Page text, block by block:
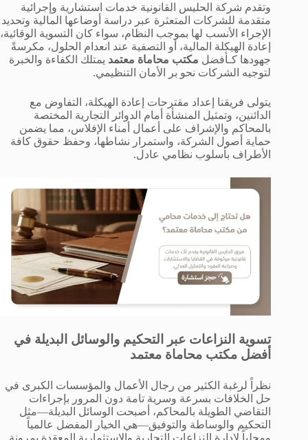
وتقدم شركة الحليس القانونية خدمات استشارية وإجرائية
متقدمة للشركات المتعثرة عبر دراسة أوضاعها المالية وتحديد
الإجراء الأنسب لها بموجب النظام، سواء كان التسوية الوقائية،
إعادة الهيكلة المالية، أو التصفية عند انعدام الحلول، مكرسةً
جهودها كـأفضل مكتب محاماة معتمد يمتلك الكفاءة والخبرة
لتوجيه الشركات نحو بر الأمان التنظيمي.
يتولى فريقنا إعداد مقترحات إعادة الهيكلة، التفاوض مع
الدائنين، وتمثيل المنشأة أمام الدوائر التجارية المختصة
بالمحاكم والإشراف على أعمال أمناء الإفلاس، مما يضمن
حماية أصول الشركة، واستمرار نشاطها، وحفظ حقوق كافة
الأطراف بأسلوب نظامي عادل.
تسوية النزاعات عبر التحكيم والوسائل البديلة في
أفضل مكتب محاماة معتمد
نظراً لرغبة الكثير من رجال الأعمال والمؤسسات الكبرى في
حل الخلافات بسرعة وسرية تامة دون المرور بإجراءات
التقاضي الطويلة بالمحاكم، أصبحت الوسائل البديلة—مثل
التحكيم والوساطة والتوفيق—هي الخيار المفضل عالمياً
ومحلياً لإدارة النزاعات التجارية والاستثمارية المعقدة بمرونة